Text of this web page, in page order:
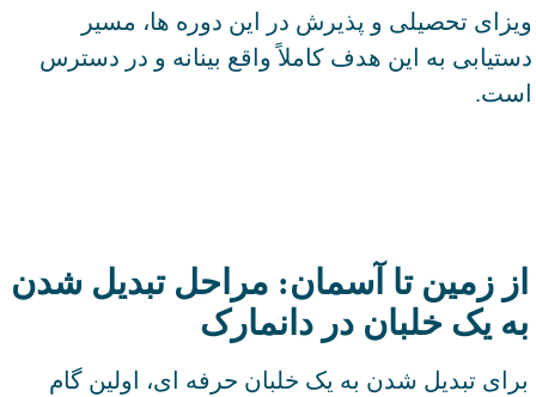
ویزای تحصیلی و پذیرش در این دوره ها، مسیر
دستیابی به این هدف کاملاً واقع بینانه و در دسترس
است.
از زمین تا آسمان: مراحل تبدیل شدن
به یک خلبان در دانمارک
برای تبدیل شدن به یک خلبان حرفه‌ ای، اولین گام